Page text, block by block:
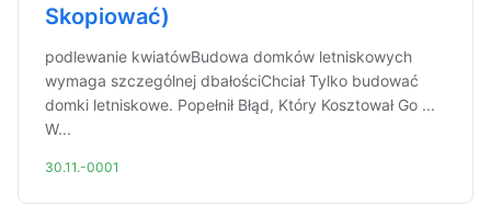
Skopiować)
podlewanie kwiatówBudowa domków letniskowych
wymaga szczególnej dbałościChciał Tylko budować
domki letniskowe. Popełnił Błąd, Który Kosztował Go ...
W...
30.11.-0001